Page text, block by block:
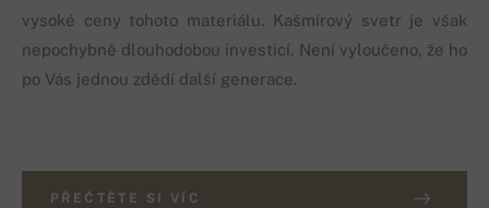
vysoké ceny tohoto materiálu. Kašmírový svetr je však
nepochybně dlouhodobou investicí. Není vyloučeno, že ho
po Vás jednou zdědí další generace.
PŘEČTĚTE SI VÍC